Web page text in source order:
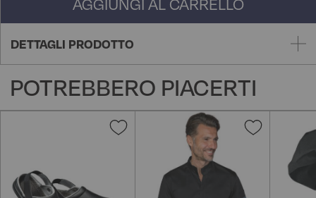
AGGIUNGI AL CARRELLO
DETTAGLI PRODOTTO
POTREBBERO PIACERTI
Aggiungi
desideri
Aggiungi
desideri